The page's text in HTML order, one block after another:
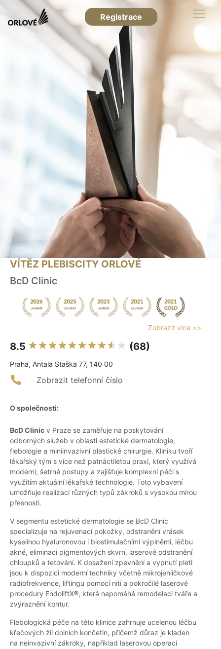
Registrace
VÍTĚZ PLEBISCITY ORLOVÉ
BcD Clinic
Zobrazit více >>
8.5 (68)
Praha, Antala Staška 77, 140 00
Zobrazit telefonní číslo
O společnosti:
BcD Clinic v Praze se zaměřuje na poskytování
odborných služeb v oblasti estetické dermatologie,
flebologie a miniinvazivní plastické chirurgie. Kliniku tvoří
lékařský tým s více než patnáctiletou praxí, který využívá
moderní, šetrné postupy a zajišťuje komplexní péči s
využitím aktuální lékařské technologie. Toto vybavení
umožňuje realizaci různých typů zákroků s vysokou mírou
přesnosti.
V segmentu estetické dermatologie se BcD Clinic
specializuje na rejuvenaci pokožky, odstranění vrásek
kyselinou hyaluronovou i biostimulačními výplněmi, léčbu
akné, eliminaci pigmentových skvrn, laserové odstranění
chloupků a tetování. K dosažení zpevnění a vypnutí pleti
jsou k dispozici moderní techniky včetně mikrojehličkové
radiofrekvence, liftingu pomocí nití a pokročilé laserové
procedury EndoliftX®, která napomáhá remodelaci tváře a
zvýraznění kontur.
Flebologická péče na této klinice zahrnuje ucelenou léčbu
křečových žil dolních končetin, přičemž důraz je kladen
na neinvazivní zákroky, například laserovou operaci